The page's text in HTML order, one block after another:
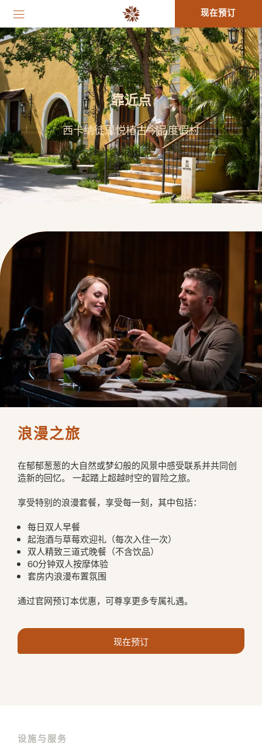
现在预订
靠近点
西卡纳徒恩悦椿古今品度假村
浪漫之旅
在郁郁葱葱的大自然或梦幻般的风景中感受联系并共同创
造新的回忆。 一起踏上超越时空的冒险之旅。
享受特别的浪漫套餐，享受每一刻，其中包括：
每日双人早餐
起泡酒与草莓欢迎礼（每次入住一次）
双人精致三道式晚餐（不含饮品）
60分钟双人按摩体验
套房内浪漫布置氛围
通过官网预订本优惠，可尊享更多专属礼遇。
现在预订
设施与服务